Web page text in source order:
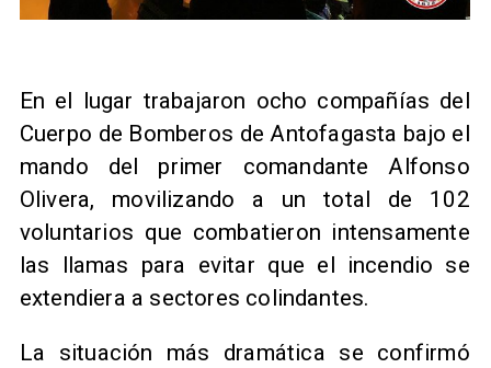
​En el lugar trabajaron ocho compañías del
Cuerpo de Bomberos de Antofagasta bajo el
mando del primer comandante Alfonso
Olivera, movilizando a un total de 102
voluntarios que combatieron intensamente
las llamas para evitar que el incendio se
extendiera a sectores colindantes.
La situación más dramática se confirmó